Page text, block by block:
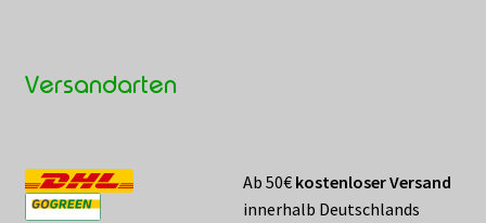
Versandarten
Ab 50€ kostenloser Versand
innerhalb Deutschlands